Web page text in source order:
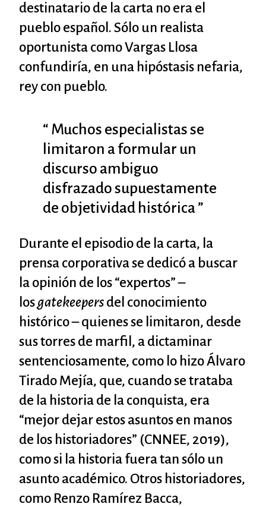
destinatario de la carta no era el
pueblo español. Sólo un realista
oportunista como Vargas Llosa
confundiría, en una hipóstasis nefaria,
rey con pueblo.
“ Muchos especialistas se
limitaron a formular un
discurso ambiguo
disfrazado supuestamente
de objetividad histórica ”
Durante el episodio de la carta, la
prensa corporativa se dedicó a buscar
la opinión de los “expertos” –
los gatekeepers del conocimiento
histórico – quienes se limitaron, desde
sus torres de marfil, a dictaminar
sentenciosamente, como lo hizo Álvaro
Tirado Mejía, que, cuando se trataba
de la historia de la conquista, era
“mejor dejar estos asuntos en manos
de los historiadores” (CNNEE, 2019),
como si la historia fuera tan sólo un
asunto académico. Otros historiadores,
como Renzo Ramírez Bacca,